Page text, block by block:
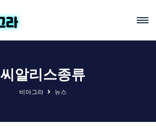
씨알리스종류
비아그라 뉴스